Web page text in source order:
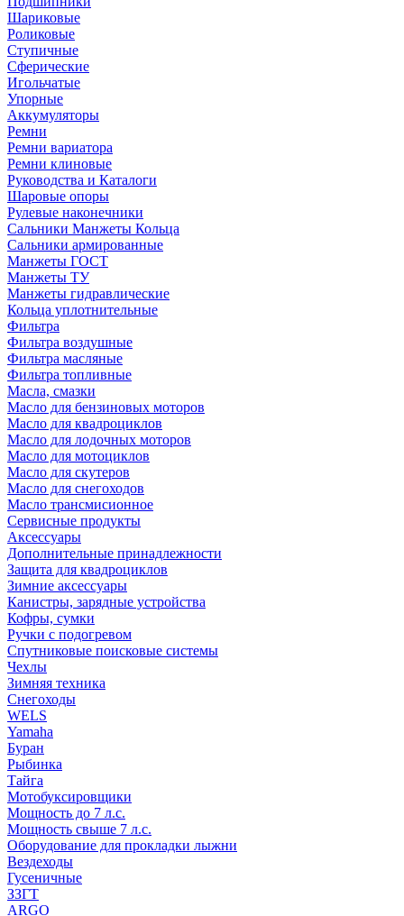
Шариковые
Роликовые
Ступичные
Сферические
Игольчатые
Упорные
Аккумуляторы
Ремни
Ремни вариатора
Ремни клиновые
Руководства и Каталоги
Шаровые опоры
Рулевые наконечники
Сальники Манжеты Кольца
Сальники армированные
Манжеты ГОСТ
Манжеты ТУ
Манжеты гидравлические
Кольца уплотнительные
Фильтра
Фильтра воздушные
Фильтра масляные
Фильтра топливные
Масла, смазки
Масло для бензиновых моторов
Масло для квадроциклов
Масло для лодочных моторов
Масло для мотоциклов
Масло для скутеров
Масло для снегоходов
Масло трансмисионное
Сервисные продукты
Аксессуары
Дополнительные принадлежности
Защита для квадроциклов
Зимние аксессуары
Канистры, зарядные устройства
Кофры, сумки
Ручки с подогревом
Спутниковые поисковые системы
Чехлы
Зимняя техника
Снегоходы
WELS
Yamaha
Буран
Рыбинка
Тайга
Мотобуксировщики
Мощность до 7 л.с.
Мощность свыше 7 л.с.
Оборудование для прокладки лыжни
Вездеходы
Гусеничные
ЗЗГТ
ARGO